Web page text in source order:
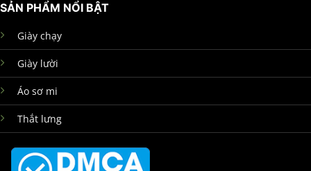
SẢN PHẨM NỔI BẬT
Giày chạy
Giày lười
Áo sơ mi
Thắt lưng